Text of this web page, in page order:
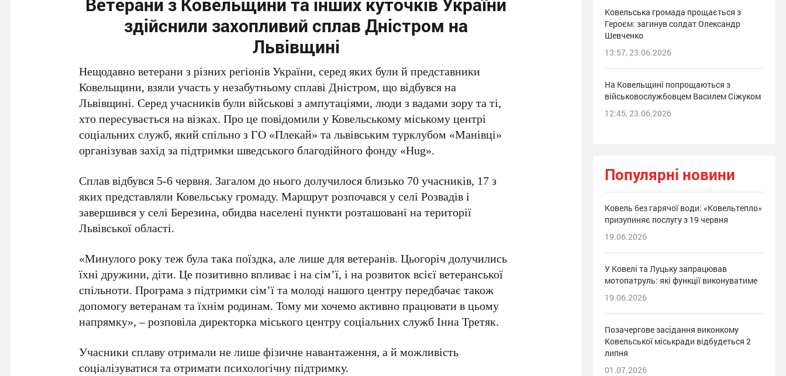
здійснили захопливий сплав Дністром на
Львівщині
Нещодавно ветерани з різних регіонів України, серед яких були й представники
Ковельщини, взяли участь у незабутньому сплаві Дністром, що відбувся на
Львівщині. Серед учасників були військові з ампутаціями, люди з вадами зору та ті,
хто пересувається на візках. Про це повідомили у Ковельському міському центрі
соціальних служб, який спільно з ГО «Плекай» та львівським турклубом «Манівці»
організував захід за підтримки шведського благодійного фонду «Hug».
Сплав відбувся 5-6 червня. Загалом до нього долучилося близько 70 учасників, 17 з
яких представляли Ковельську громаду. Маршрут розпочався у селі Розвадів і
завершився у селі Березина, обидва населені пункти розташовані на території
Львівської області.
«Минулого року теж була така поїздка, але лише для ветеранів. Цьогоріч долучились
їхні дружини, діти. Це позитивно впливає і на сім’ї, і на розвиток всієї ветеранської
спільноти. Програма з підтримки сім’ї та молоді нашого центру передбачає також
допомогу ветеранам та їхнім родинам. Тому ми хочемо активно працювати в цьому
напрямку», – розповіла директорка міського центру соціальних служб Інна Третяк.
Учасники сплаву отримали не лише фізичне навантаження, а й можливість
соціалізуватися та отримати психологічну підтримку.
Ковельська громада прощається з
Героєм: загинув солдат Олександр
Шевченко
13:57, 23.06.2026
На Ковельщині попрощаються з
військовослужбовцем Василем Сіжуком
12:45, 23.06.2026
Популярні новини
Ковель без гарячої води: «Ковельтепло»
призупиняє послугу з 19 червня
19.06.2026
У Ковелі та Луцьку запрацював
мотопатруль: які функції виконуватиме
19.06.2026
Позачергове засідання виконкому
Ковельської міськради відбудеться 2
липня
01.07.2026